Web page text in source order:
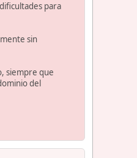
para
sin
siempre que
del